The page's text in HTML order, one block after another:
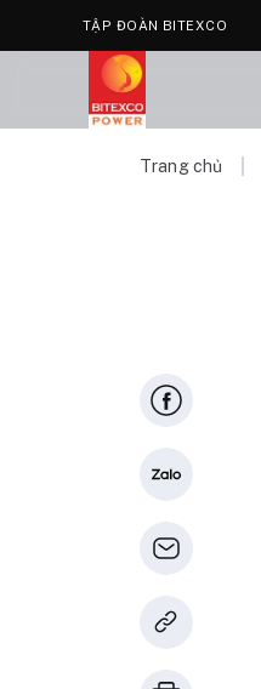
TẬP ĐOÀN BITEXCO
Trang chủ